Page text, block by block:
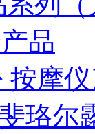
品
按摩
珞